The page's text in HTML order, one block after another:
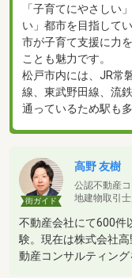
「子育てにやさしい
い」都市を目指してい
市が子育て支援に力
ことも魅力です。
松戸市内には、JR常
線、東武野田線、流
通っているため駅も
街ガイド
高野 友樹
公認不動産
地建物取引
不動産会社にて600件
験。現在は株式会社
動産コンサルティング